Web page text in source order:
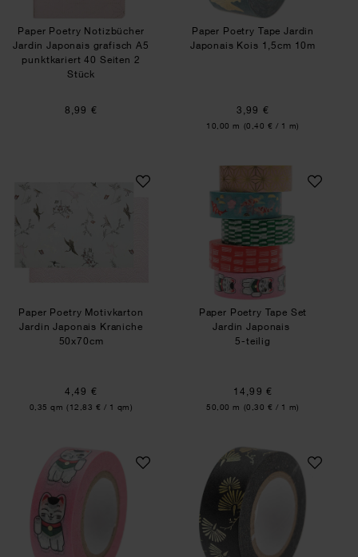
Paper Poetry Notizbücher
Jardin Japonais grafisch A5
punktkariert 40 Seiten 2
Stück
8,99 €
Paper Poetry Tape Jardin
Japonais Kois 1,5cm 10m
3,99 €
Inhalt:
10,00 m (0,40 € / 1 m)
Paper Poetry Motivkarton Jardin Japonais
Paper Poetry Motivkarton
Jardin Japonais Kraniche
50x70cm
4,49 €
Inhalt:
0,35 qm (12,83 € / 1 qm)
Paper Poetry
Paper Poetry Tape Set
Jardin Japonais
5-teilig
14,99 €
Inhalt:
50,00 m (0,30 € / 1 m)
Paper Poetry Tape Jardin Japonais Winkekatze
Paper Poetry